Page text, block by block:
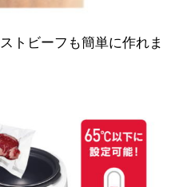
トビーフも簡単に作れま